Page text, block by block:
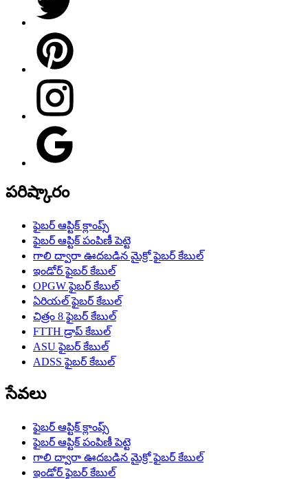
పరిష్కారం
ఫైబర్ ఆప్టిక్ క్లాంప్స్
ఫైబర్ ఆప్టిక్ పంపిణీ పెట్టె
గాలి ద్వారా ఊదబడిన మైక్రో ఫైబర్ కేబుల్
ఇండోర్ ఫైబర్ కేబుల్
OPGW ఫైబర్ కేబుల్
ఏరియల్ ఫైబర్ కేబుల్
చిత్రం 8 ఫైబర్ కేబుల్
FTTH డ్రాప్ కేబుల్
ASU ఫైబర్ కేబుల్
ADSS ఫైబర్ కేబుల్
సేవలు
ఫైబర్ ఆప్టిక్ క్లాంప్స్
ఫైబర్ ఆప్టిక్ పంపిణీ పెట్టె
గాలి ద్వారా ఊదబడిన మైక్రో ఫైబర్ కేబుల్
ఇండోర్ ఫైబర్ కేబుల్